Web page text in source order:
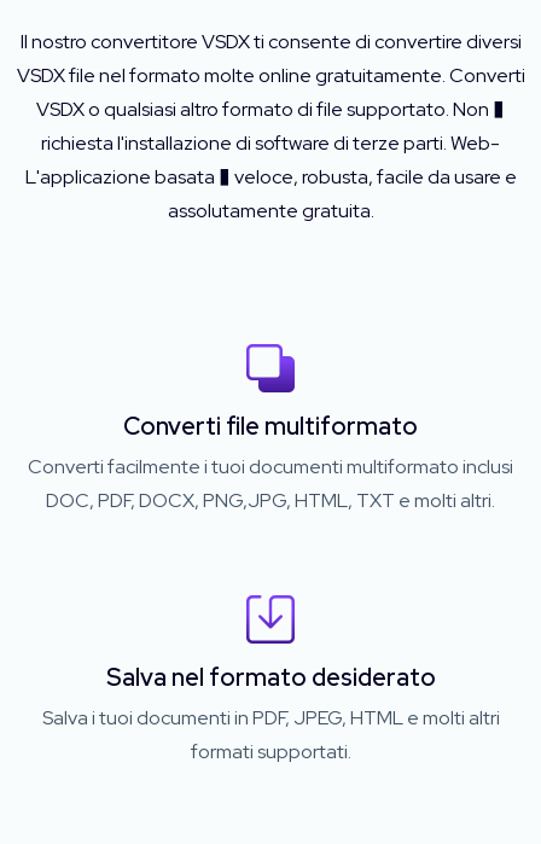
Il nostro convertitore VSDX ti consente di convertire diversi
VSDX file nel formato molte online gratuitamente. Converti
VSDX o qualsiasi altro formato di file supportato. Non �
richiesta l'installazione di software di terze parti. Web-
L'applicazione basata � veloce, robusta, facile da usare e
assolutamente gratuita.
Converti file multiformato
Converti facilmente i tuoi documenti multiformato inclusi
DOC, PDF, DOCX, PNG,JPG, HTML, TXT e molti altri.
Salva nel formato desiderato
Salva i tuoi documenti in PDF, JPEG, HTML e molti altri
formati supportati.